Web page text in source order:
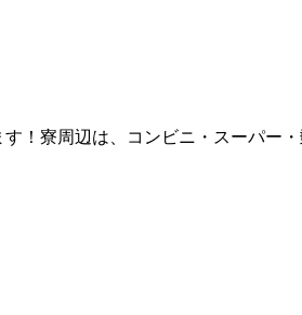
！寮周辺は、コンビニ・スーパー